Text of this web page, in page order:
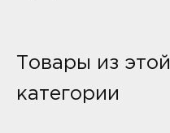
Товары из этой
категории